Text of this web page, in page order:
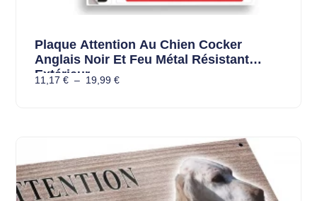
Plaque Attention Au Chien Cocker
Anglais Noir Et Feu Métal Résistant
Extérieur
11,17 € – 19,99 €